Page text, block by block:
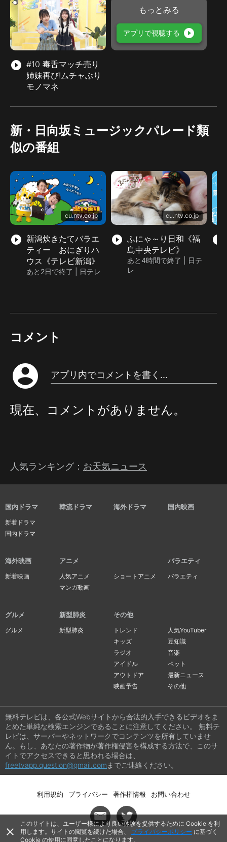
play_circle_filled #10 毒舌マッチ売り
姉妹再び!ムチャぶり
モノマネ
もっとみる
アプリで視聴する play_circle_filled
新・日向坂ミュージックパレード類
似の番組
cu.ntv.co.jp
play_circle_filled 新潟炊きたてバラエ
ティー おにぎりハ
ウス《テレビ新潟》
あと2日で終了 | 日テレ
cu.ntv.co.jp
play_circle_filled ふにゃ～り日和《福
島中央テレビ》
あと4時間で終了 | 日テ
レ
play_circle_filled
コメント
account_circle アプリ内でコメントを書く...
現在、コメントがありません。
人気ランキング： お天気ニュース
国内ドラマ
新着ドラマ
国内ドラマ
韓流ドラマ 海外ドラマ 国内映画
海外映画
新着映画
アニメ
人気アニメ
ショートアニメ
マンガ動画
バラエティ
バラエティ
グルメ
グルメ
新型肺炎
新型肺炎
その他
トレンド
人気YouTuber
キッズ
豆知識
ラジオ
音楽
アイドル
ペット
アウトドア
最新ニュース
映画予告
その他
無料テレビは、各公式Webサイトから合法的入手できるビデオをま
とめた単純な検索エンジンであることに注意してください。 無料テ
レビは、サーバーやネットワークでコンテンツを所有していませ
ん。もし、あなたの著作物が著作権侵害を構成する方法で、このサ
イトでアクセスできると思われる場合は、
freetvapp.question@gmail.com までご連絡ください。
利用規約 プライバシー 著作権情報 お問い合わせ
close
このサイトは、ユーザー様により良い体験を提供するために Cookie を利
用します。サイトの閲覧を続けた場合、
プライバシーポリシー に基づく
Cookie の使用に同意したことになります。